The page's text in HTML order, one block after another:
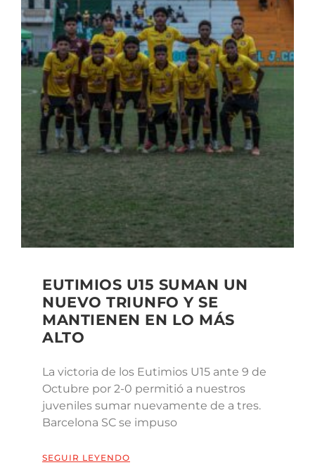
EUTIMIOS U15 SUMAN UN
NUEVO TRIUNFO Y SE
MANTIENEN EN LO MÁS
ALTO
La victoria de los Eutimios U15 ante 9 de
Octubre por 2-0 permitió a nuestros
juveniles sumar nuevamente de a tres.
Barcelona SC se impuso
SEGUIR LEYENDO